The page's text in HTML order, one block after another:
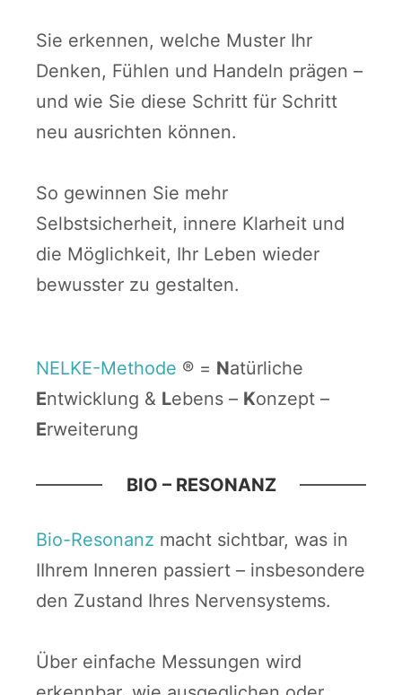
Sie erkennen, welche Muster Ihr
Denken, Fühlen und Handeln prägen –
und wie Sie diese Schritt für Schritt
neu ausrichten können.
So gewinnen Sie mehr
Selbstsicherheit, innere Klarheit und
die Möglichkeit, Ihr Leben wieder
bewusster zu gestalten.
NELKE-Methode ® = Natürliche
Entwicklung & Lebens – Konzept –
Erweiterung
BIO – RESONANZ
Bio-Resonanz macht sichtbar, was in
IIhrem Inneren passiert – insbesondere
den Zustand Ihres Nervensystems.
Über einfache Messungen wird